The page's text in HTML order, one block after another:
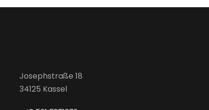
Josephstraße 18
34125 Kassel